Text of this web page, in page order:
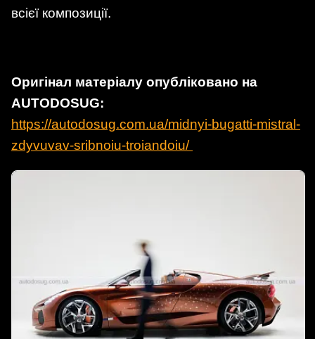
всієї композиції.
Оригінал матеріалу опубліковано на
AUTODOSUG:
https://autodosug.com.ua/midnyi-bugatti-mistral-
zdyvuvav-sribnoiu-troiandoiu/